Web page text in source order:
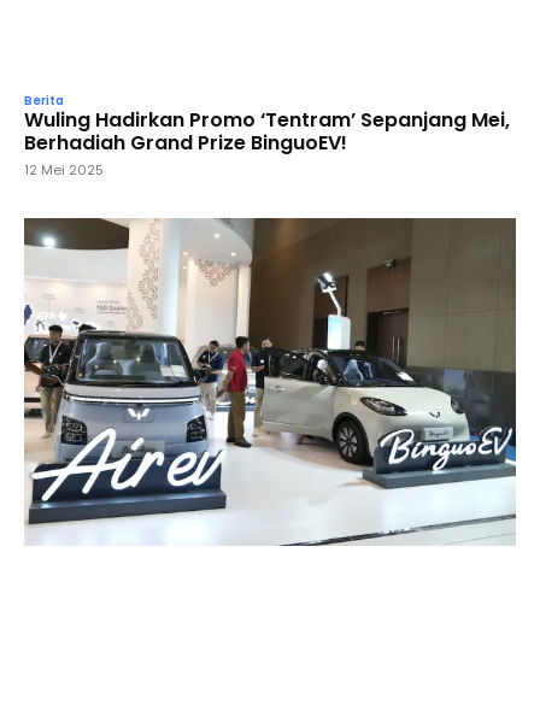
Berita
Wuling Hadirkan Promo ‘Tentram’ Sepanjang Mei,
Berhadiah Grand Prize BinguoEV!
12 Mei 2025